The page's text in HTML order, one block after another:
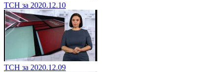
ТСН за 2020.12.10
ТСН за 2020.12.09